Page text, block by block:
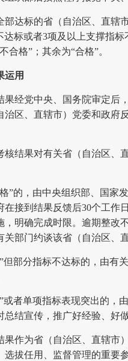
部达标的省（自治区、直辖
达标或者3项及以上支撑指
合格”；其余为“合格”。
运用
经党中央、国务院审定后
治区、直辖市）党委和政府
结果对有关省（自治区、
”的，由中央组织部、国家
在接到结果反馈后30个工作
，明确完成时限。逾期整改
关部门约谈该省（自治区、
但部分指标不达标的，由有
或者单项指标表现突出的，
总结宣传，推广好经验、好
作为省（自治区、直辖市
选拔任用、监督管理的重要